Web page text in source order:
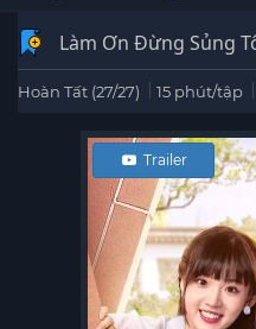
Làm Ơn Đừng Sủng
Hoàn Tất (27/27) 15 phút/tập
Trailer